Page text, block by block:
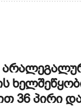
36 პირი